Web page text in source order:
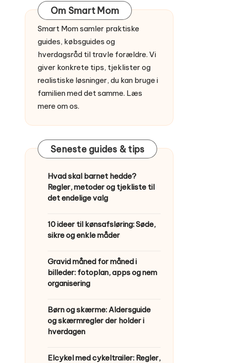
Om Smart Mom
Smart Mom samler praktiske
guides, købsguides og
hverdagsråd til travle forældre. Vi
giver konkrete tips, tjeklister og
realistiske løsninger, du kan bruge i
familien med det samme. Læs
mere om os.
Seneste guides & tips
Hvad skal barnet hedde?
Regler, metoder og tjekliste til
det endelige valg
10 ideer til kønsafsløring: Søde,
sikre og enkle måder
Gravid måned for måned i
billeder: fotoplan, apps og nem
organisering
Børn og skærme: Aldersguide
og skærmregler der holder i
hverdagen
Elcykel med cykeltrailer: Regler,